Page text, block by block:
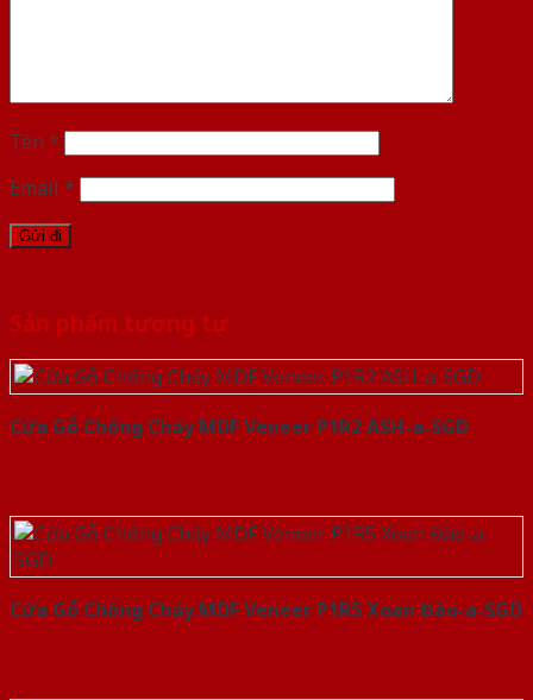
Tên *
Email *
Sản phẩm tương tự
Cửa Gỗ Chống Cháy MDF Veneer P1R2 ASH-a-SGD
Cửa Gỗ Chống Cháy MDF Veneer P1R5 Xoan Đào-a-SGD